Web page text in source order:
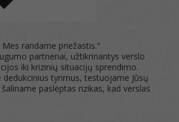
randame priežastis.“
partneriai, užtikrinantys verslo
iki krizinių situacijų sprendimo.
dedukcinius tyrimus, testuojame Jūsų
paslėptas rizikas, kad verslas